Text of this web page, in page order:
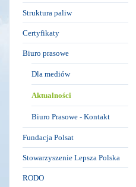
Struktura paliw
Certyfikaty
Biuro prasowe
Dla mediów
Aktualności
Biuro Prasowe - Kontakt
Fundacja Polsat
Stowarzyszenie Lepsza Polska
RODO